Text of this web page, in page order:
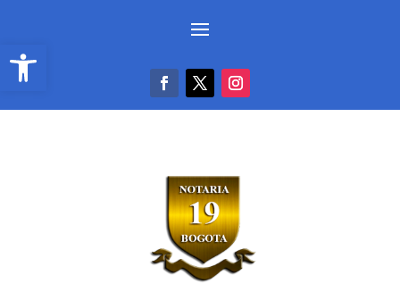
Abrir barra de herramientas